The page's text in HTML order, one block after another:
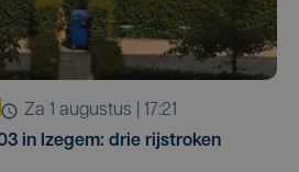
za 1 augustus | 17:21
in Izegem: drie rijstroken